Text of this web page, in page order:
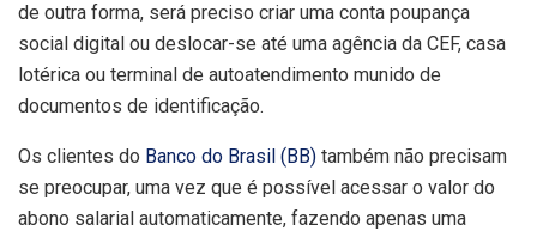
de outra forma, será preciso criar uma conta poupança
social digital ou deslocar-se até uma agência da CEF, casa
lotérica ou terminal de autoatendimento munido de
documentos de identificação.
Os clientes do Banco do Brasil (BB) também não precisam
se preocupar, uma vez que é possível acessar o valor do
abono salarial automaticamente, fazendo apenas uma